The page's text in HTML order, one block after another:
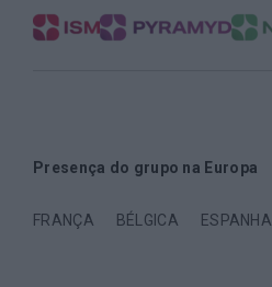
Presença do grupo na Europa
FRANÇA BÉLGICA ESPANHA